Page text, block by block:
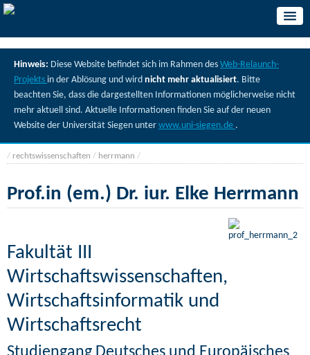
Hinweis: Diese Website befindet sich im Rahmen des Web-Relaunch-
Projekts in der Ablösung und wird nicht mehr aktualisiert. Bitte
beachten Sie, dass die dargestellten Informationen möglicherweise nicht
mehr aktuell sind. Aktuelle Informationen finden Sie auf der neuen
Website der Universität Siegen unter www.uni-siegen.de .
/ rechtswissenschaften / herrmann /
Prof.in (em.) Dr. iur. Elke Herrmann
Fakultät III
Wirtschaftswissenschaften,
Wirtschaftsinformatik und
Wirtschaftsrecht